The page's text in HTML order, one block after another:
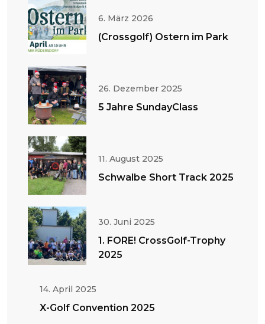
6. März 2026
(Crossgolf) Ostern im Park
26. Dezember 2025
5 Jahre SundayClass
11. August 2025
Schwalbe Short Track 2025
30. Juni 2025
1. FORE! CrossGolf-Trophy
2025
14. April 2025
X-Golf Convention 2025